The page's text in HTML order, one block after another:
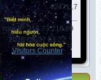
All days
4247117
Your IP: 216.73.216.89
2026-08-07 03:22
Visitors Counter